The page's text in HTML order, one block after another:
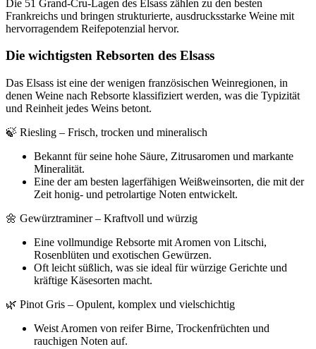
Die 51 Grand-Cru-Lagen des Elsass zählen zu den besten
Frankreichs und bringen strukturierte, ausdrucksstarke Weine mit
hervorragendem Reifepotenzial hervor.
Die wichtigsten Rebsorten des Elsass
Das Elsass ist eine der wenigen französischen Weinregionen, in
denen Weine nach Rebsorte klassifiziert werden, was die Typizität
und Reinheit jedes Weins betont.
🍃 Riesling – Frisch, trocken und mineralisch
Bekannt für seine hohe Säure, Zitrusaromen und markante
Mineralität.
Eine der am besten lagerfähigen Weißweinsorten, die mit der
Zeit honig- und petrolartige Noten entwickelt.
🌼 Gewürztraminer – Kraftvoll und würzig
Eine vollmundige Rebsorte mit Aromen von Litschi,
Rosenblüten und exotischen Gewürzen.
Oft leicht süßlich, was sie ideal für würzige Gerichte und
kräftige Käsesorten macht.
🌿 Pinot Gris – Opulent, komplex und vielschichtig
Weist Aromen von reifer Birne, Trockenfrüchten und
rauchigen Noten auf.